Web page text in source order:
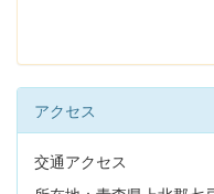
アクセス
交通アクセス